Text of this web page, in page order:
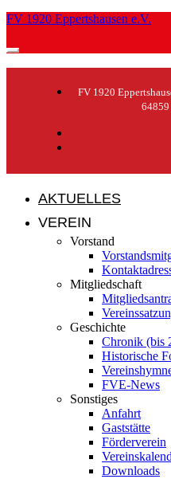
FV 1920 Eppertshausen e.V.
FV 1920
64859
AKTUELLES
VEREIN
Vorstand
Mitgliedschaft
Geschichte
Chronik (bis
Historische
FVE-News
Sonstiges
Anfahrt
Gaststätte
Förderverein
Downloads